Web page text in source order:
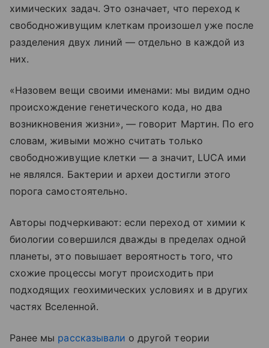
химических задач. Это означает, что переход к
свободноживущим клеткам произошел уже после
разделения двух линий — отдельно в каждой из
них.
«Назовем вещи своими именами: мы видим одно
происхождение генетического кода, но два
возникновения жизни», — говорит Мартин. По его
словам, живыми можно считать только
свободноживущие клетки — а значит, LUCA ими
не являлся. Бактерии и археи достигли этого
порога самостоятельно.
Авторы подчеркивают: если переход от химии к
биологии совершился дважды в пределах одной
планеты, это повышает вероятность того, что
схожие процессы могут происходить при
подходящих геохимических условиях и в других
частях Вселенной.
Ранее мы рассказывали о другой теории